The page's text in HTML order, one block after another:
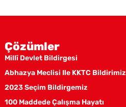
Çözümler
Millî Devlet Bildirgesi
Abhazya Meclisi Ile KKTC Bildirimiz
2023 Seçim Bildirgemiz
100 Maddede Çalışma Hayatı